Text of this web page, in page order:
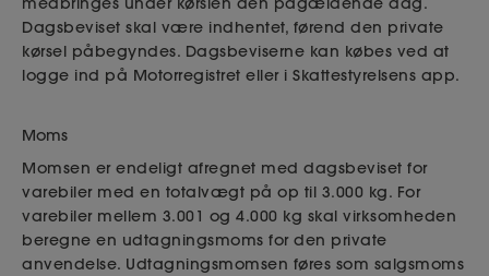
Dagsbeviset skal være indhentet, førend den private
kørsel påbegyndes. Dagsbeviserne kan købes ved at
logge ind på Motorregistret eller i Skattestyrelsens app.
Moms
Momsen er endeligt afregnet med dagsbeviset for
varebiler med en totalvægt på op til 3.000 kg. For
varebiler mellem 3.001 og 4.000 kg skal virksomheden
beregne en udtagningsmoms for den private
anvendelse. Udtagningsmomsen føres som salgsmoms